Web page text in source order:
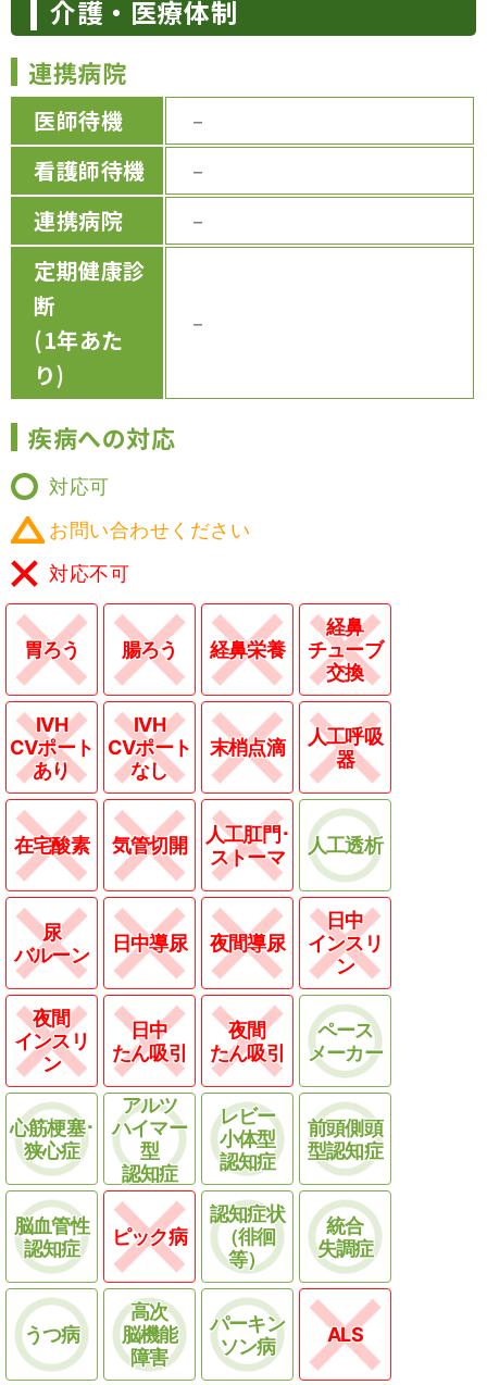
介護・医療体制
連携病院
医師待機 －
看護師待機 －
連携病院 －
定期健康診
断
(1年あた
り)
－
疾病への対応
対応可
お問い合わせください
対応不可
胃ろう 腸ろう 経鼻栄養
経鼻
チューブ
交換
IVH
CVポート
あり
IVH
CVポート
なし
末梢点滴
人工呼吸
器
在宅酸素 気管切開
人工肛門･
ストーマ
人工透析
尿
バルーン
日中導尿 夜間導尿
日中
インスリ
ン
夜間
インスリ
ン
日中
たん吸引
夜間
たん吸引
ペース
メーカー
心筋梗塞･
狭心症
アルツ
ハイマー
型
認知症
レビー
小体型
認知症
前頭側頭
型認知症
脳血管性
認知症
ピック病
認知症状
（徘徊
等）
統合
失調症
うつ病
高次
脳機能
障害
パーキン
ソン病
ALS